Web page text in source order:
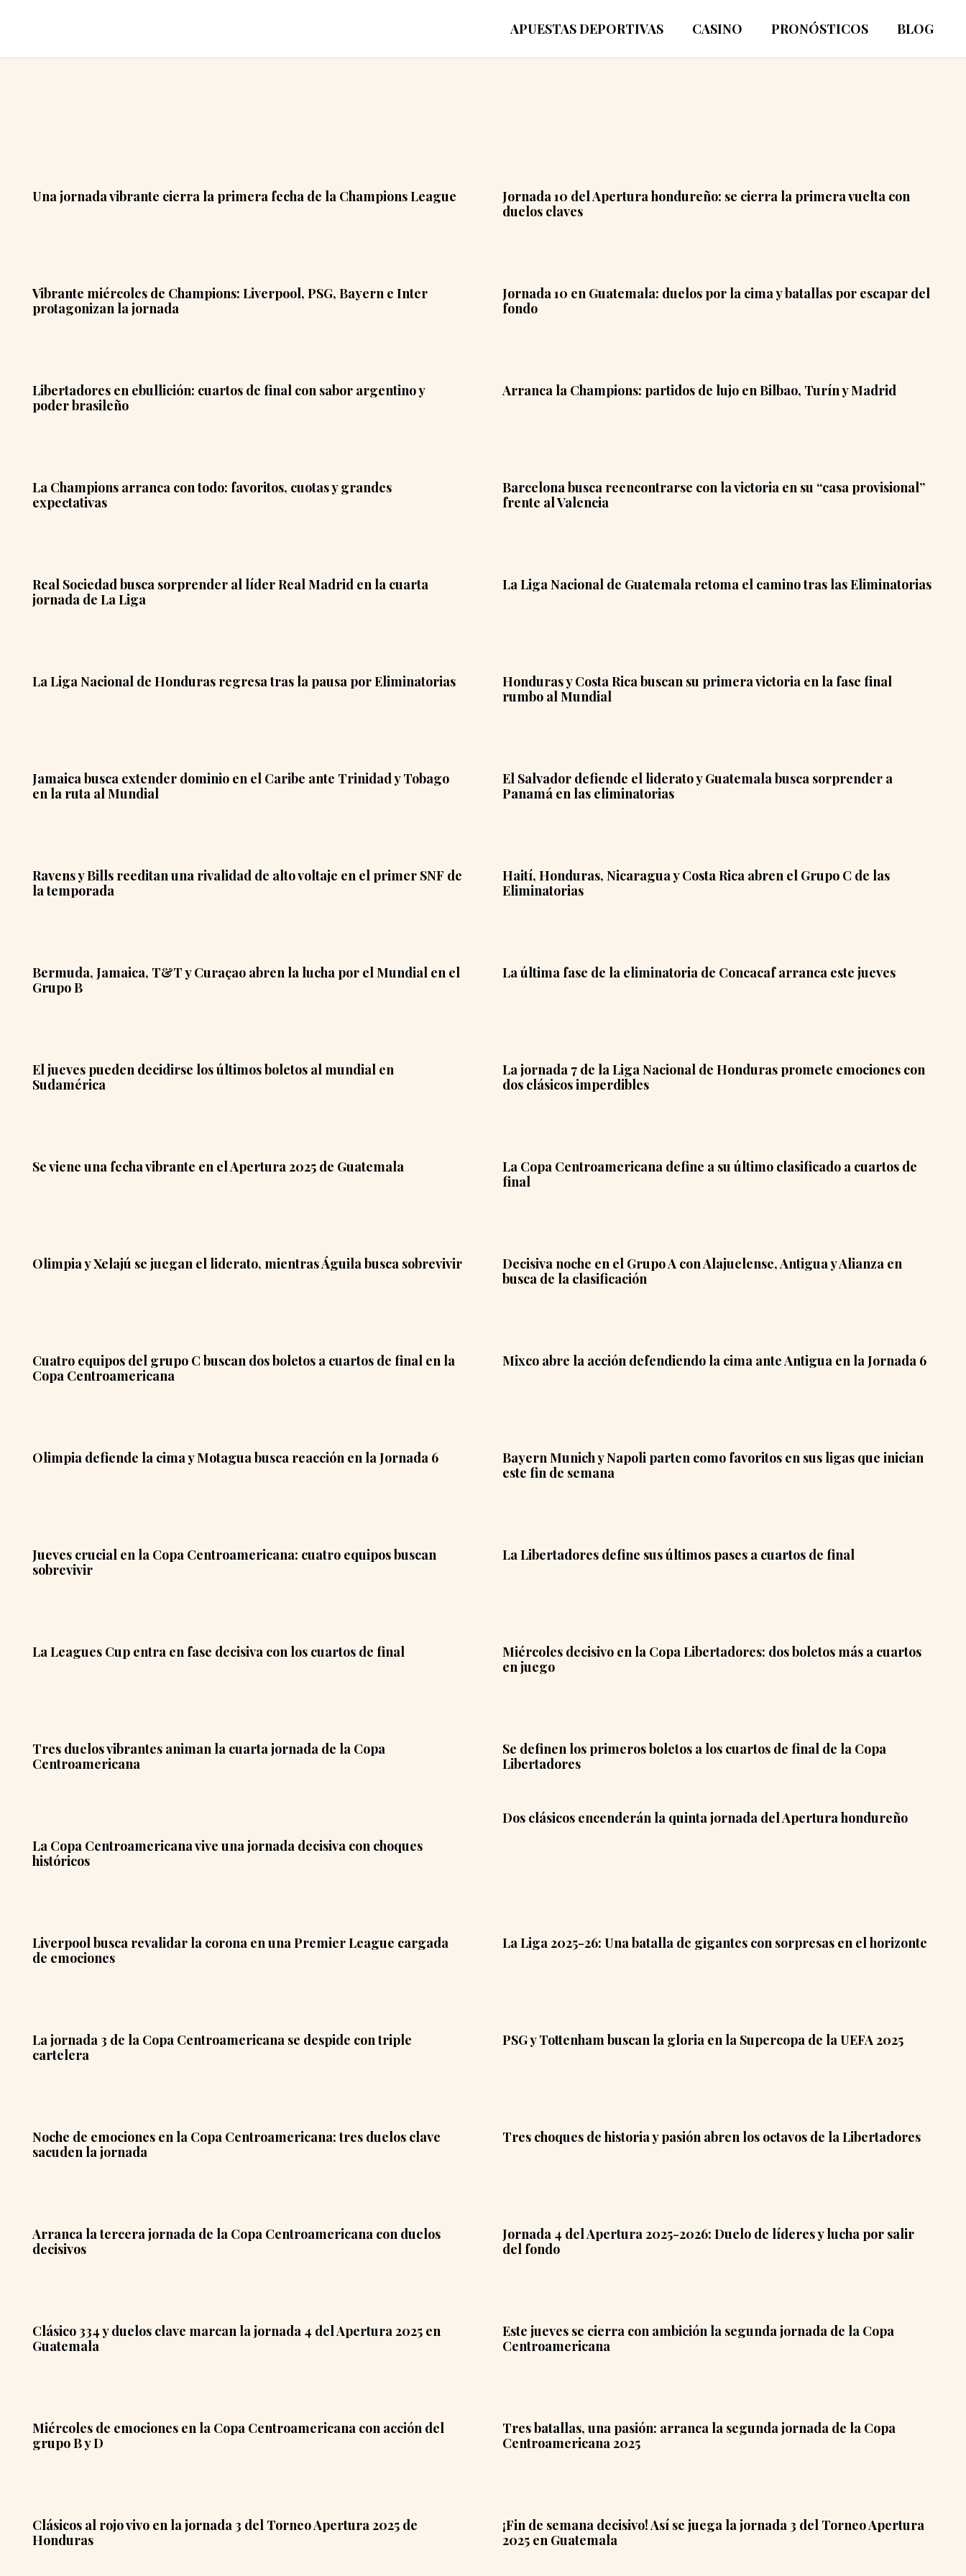
APUESTAS DEPORTIVAS CASINO PRONÓSTICOS BLOG
Una jornada vibrante cierra la primera fecha de la Champions League
Jornada 10 del Apertura hondureño: se cierra la primera vuelta con
duelos claves
Vibrante miércoles de Champions: Liverpool, PSG, Bayern e Inter
protagonizan la jornada
Jornada 10 en Guatemala: duelos por la cima y batallas por escapar del
fondo
Libertadores en ebullición: cuartos de final con sabor argentino y
poder brasileño
Arranca la Champions: partidos de lujo en Bilbao, Turín y Madrid
La Champions arranca con todo: favoritos, cuotas y grandes
expectativas
Barcelona busca reencontrarse con la victoria en su “casa provisional”
frente al Valencia
Real Sociedad busca sorprender al líder Real Madrid en la cuarta
jornada de La Liga
La Liga Nacional de Guatemala retoma el camino tras las Eliminatorias
La Liga Nacional de Honduras regresa tras la pausa por Eliminatorias
Honduras y Costa Rica buscan su primera victoria en la fase final
rumbo al Mundial
Jamaica busca extender dominio en el Caribe ante Trinidad y Tobago
en la ruta al Mundial
El Salvador defiende el liderato y Guatemala busca sorprender a
Panamá en las eliminatorias
Ravens y Bills reeditan una rivalidad de alto voltaje en el primer SNF de
la temporada
Haití, Honduras, Nicaragua y Costa Rica abren el Grupo C de las
Eliminatorias
Bermuda, Jamaica, T&T y Curaçao abren la lucha por el Mundial en el
Grupo B
La última fase de la eliminatoria de Concacaf arranca este jueves
El jueves pueden decidirse los últimos boletos al mundial en
Sudamérica
La jornada 7 de la Liga Nacional de Honduras promete emociones con
dos clásicos imperdibles
Se viene una fecha vibrante en el Apertura 2025 de Guatemala
La Copa Centroamericana define a su último clasificado a cuartos de
final
Olimpia y Xelajú se juegan el liderato, mientras Águila busca sobrevivir
Decisiva noche en el Grupo A con Alajuelense, Antigua y Alianza en
busca de la clasificación
Cuatro equipos del grupo C buscan dos boletos a cuartos de final en la
Copa Centroamericana
Mixco abre la acción defendiendo la cima ante Antigua en la Jornada 6
Olimpia defiende la cima y Motagua busca reacción en la Jornada 6
Bayern Munich y Napoli parten como favoritos en sus ligas que inician
este fin de semana
Jueves crucial en la Copa Centroamericana: cuatro equipos buscan
sobrevivir
La Libertadores define sus últimos pases a cuartos de final
La Leagues Cup entra en fase decisiva con los cuartos de final
Miércoles decisivo en la Copa Libertadores: dos boletos más a cuartos
en juego
Tres duelos vibrantes animan la cuarta jornada de la Copa
Centroamericana
Se definen los primeros boletos a los cuartos de final de la Copa
Libertadores
La Copa Centroamericana vive una jornada decisiva con choques
históricos
Dos clásicos encenderán la quinta jornada del Apertura hondureño
Liverpool busca revalidar la corona en una Premier League cargada
de emociones
La Liga 2025-26: Una batalla de gigantes con sorpresas en el horizonte
La jornada 3 de la Copa Centroamericana se despide con triple
cartelera
PSG y Tottenham buscan la gloria en la Supercopa de la UEFA 2025
Noche de emociones en la Copa Centroamericana: tres duelos clave
sacuden la jornada
Tres choques de historia y pasión abren los octavos de la Libertadores
Arranca la tercera jornada de la Copa Centroamericana con duelos
decisivos
Jornada 4 del Apertura 2025-2026: Duelo de líderes y lucha por salir
del fondo
Clásico 334 y duelos clave marcan la jornada 4 del Apertura 2025 en
Guatemala
Este jueves se cierra con ambición la segunda jornada de la Copa
Centroamericana
Miércoles de emociones en la Copa Centroamericana con acción del
grupo B y D
Tres batallas, una pasión: arranca la segunda jornada de la Copa
Centroamericana 2025
Clásicos al rojo vivo en la jornada 3 del Torneo Apertura 2025 de
Honduras
¡Fin de semana decisivo! Así se juega la jornada 3 del Torneo Apertura
2025 en Guatemala